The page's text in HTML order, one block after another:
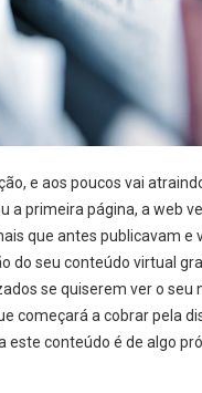
e aos poucos vai
a primeira página, a web
que antes publicavam e
do seu conteúdo virtual
se quiserem ver o seu
começará a cobrar pela
este conteúdo é de algo